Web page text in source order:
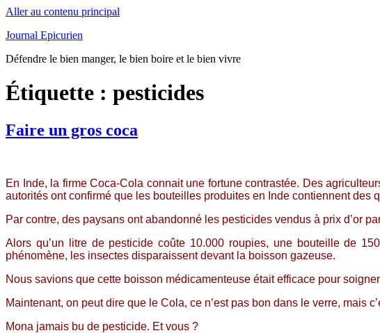
Aller au contenu principal
Journal Epicurien
Défendre le bien manger, le bien boire et le bien vivre
Étiquette : pesticides
Faire un gros coca
En Inde, la firme Coca-Cola connait une fortune contrastée. Des
autorités ont confirmé que les bouteilles produites en Inde contiennent des
Par contre, des paysans ont abandonné les pesticides vendus à prix d’or
Alors qu’un litre de pesticide coûte 10.000 roupies, une bouteille de
phénomène, les insectes disparaissent devant la boisson gazeuse.
Nous savions que cette boisson médicamenteuse était efficace pour
Maintenant, on peut dire que le Cola, ce n’est pas bon dans le verre, mais
Mona jamais bu de pesticide. Et vous ?